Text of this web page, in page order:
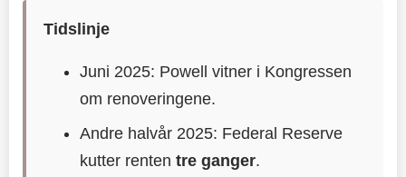
Tidslinje
Juni 2025: Powell vitner i Kongressen
om renoveringene.
Andre halvår 2025: Federal Reserve
kutter rententre ganger.